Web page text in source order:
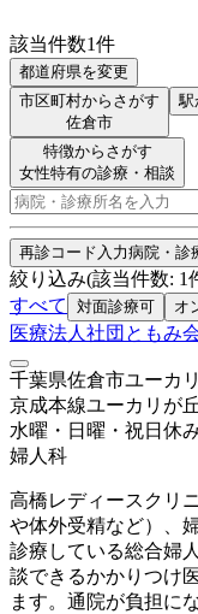
該当件数1件
都道府県を変更
市区町村からさがす
佐倉市
駅
特徴からさがす
女性特有の診療・相談
再診コード入力病院・診
絞り込み(該当件数: 1
すべて
対面診療可 オ
医療法人社団ともみ
千葉県佐倉市ユーカ
京成本線ユーカリが丘
水曜・日曜・祝日 休
婦人科
高橋レディースクリ
や体外受精など）、
診療している総合婦
談できるかかりつけ
ます。通院が負担に